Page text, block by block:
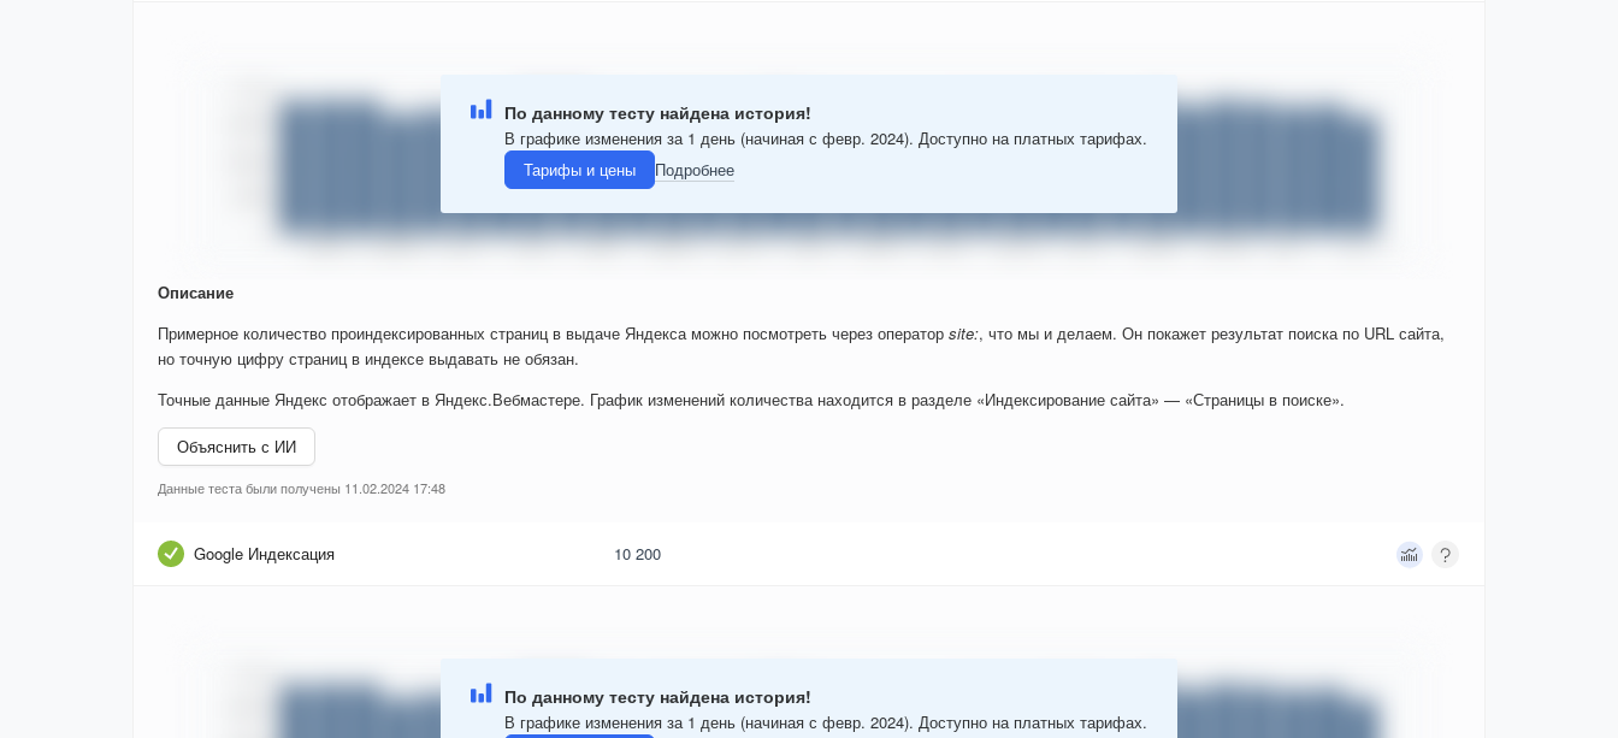
По данному тесту найдена история!
В графике изменения за 1 день (начиная с февр. 2024). Доступно на платных тарифах.
Тарифы и цены
Подробнее
Описание
Примерное количество проиндексированных страниц в выдаче Яндекса можно посмотреть через оператор site:, что мы и делаем. Он покажет результат поиска по URL сайта,
но точную цифру страниц в индексе выдавать не обязан.
Точные данные Яндекс отображает в Яндекс.Вебмастере. График изменений количества находится в разделе «Индексирование сайта» — «Страницы в поиске».
Объяснить с ИИ
Данные теста были получены 11.02.2024 17:48
Google Индексация 10 200
По данному тесту найдена история!
В графике изменения за 1 день (начиная с февр. 2024). Доступно на платных тарифах.